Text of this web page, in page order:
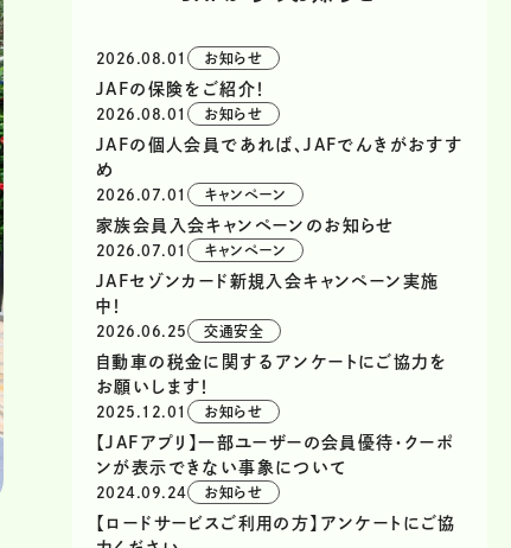
島内でも貴重な日帰り温泉として、島内でも熱いファンがいるのだそう。
2026.08.01 お知らせ
JAFの保険をご紹介！
2026.08.01 お知らせ
JAFの個人会員であれば、JAFでんきがおすす
め
2026.07.01 キャンペーン
家族会員入会キャンペーンのお知らせ
2026.07.01 キャンペーン
JAFセゾンカード新規入会キャンペーン実施
中！
2026.06.25 交通安全
自動車の税金に関するアンケートにご協力を
お願いします！
2025.12.01 お知らせ
【JAFアプリ】一部ユーザーの会員優待・クーポ
ンが表示できない事象について
2024.09.24 お知らせ
【ロードサービスご利用の方】アンケートにご協